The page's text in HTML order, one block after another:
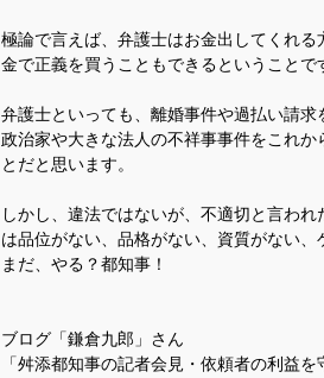
極論で言えば、弁護士はお金出してくれる
金で正義を買うこともできるということで
弁護士といっても、離婚事件や過払い請求
政治家や大きな法人の不祥事事件をこれか
とだと思います。
しかし、違法ではないが、不適切と言わ
は品位がない、 品格がない、資質がない、
まだ、やる？都知事！
ブログ「鎌倉九郎」さん
「舛添都知事の記者会見・依頼者の利益